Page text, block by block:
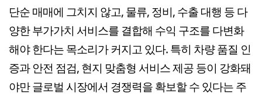
단순 매매에 그치지 않고, 물류, 정비, 수출 대행 등 다
양한 부가가치 서비스를 결합해 수익 구조를 다변화
해야 한다는 목소리가 커지고 있다. 특히 차량 품질 인
증과 안전 점검, 현지 맞춤형 서비스 제공 등이 강화돼
야만 글로벌 시장에서 경쟁력을 확보할 수 있다는 주